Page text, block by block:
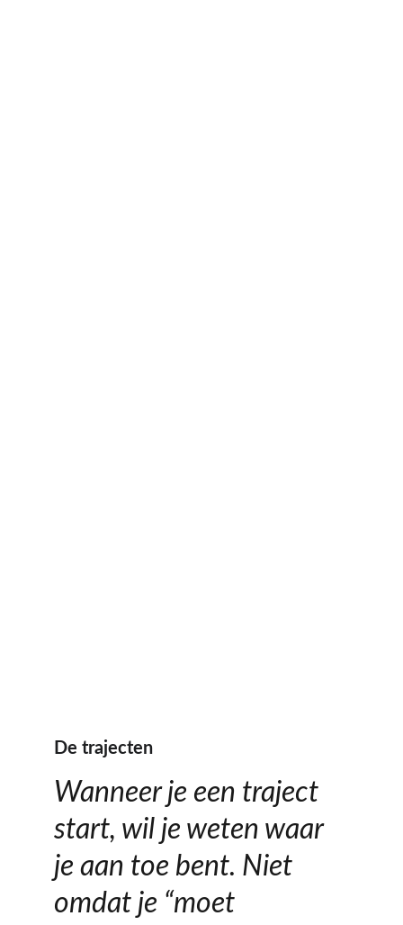
De trajecten
Wanneer je een traject
start, wil je weten waar
je aan toe bent. Niet
omdat je “moet